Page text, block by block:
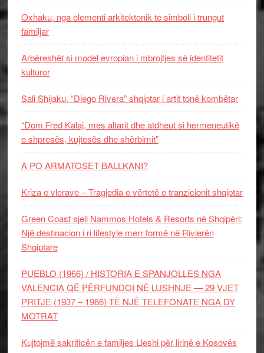
Oxhaku, nga elementi arkitektonik te simboli i trungut
familjar
Arbëreshët si model evropian i mbrojtjes së identitetit
kulturor
Sali Shijaku, “Diego Rivera” shqiptar i artit tonë kombëtar
“Dom Fred Kalaj, mes altarit dhe atdheut si hermeneutikë
e shpresës, kujtesës dhe shërbimit”
A PO ARMATOSET BALLKANI?
Kriza e vlerave – Tragjedia e vërtetë e tranzicionit shqiptar
Green Coast sjell Nammos Hotels & Resorts në Shqipëri:
Një destinacion i ri lifestyle merr formë në Rivierën
Shqiptare
PUEBLO (1966) / HISTORIA E SPANJOLLES NGA
VALENCIA QË PËRFUNDOI NË LUSHNJE — 29 VJET
PRITJE (1937 – 1966) TË NJË TELEFONATE NGA DY
MOTRAT
Kujtojmë sakrificën e familjes Lleshi për lirinë e Kosovës